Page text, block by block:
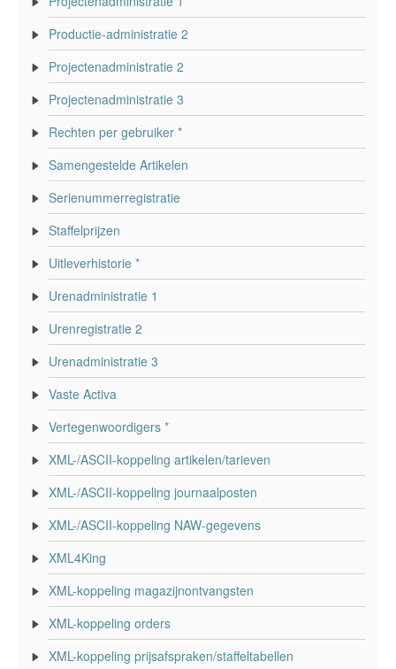
Productie-administratie 2
Projectenadministratie 2
Projectenadministratie 3
Rechten per gebruiker *
Samengestelde Artikelen
Serienummerregistratie
Staffelprijzen
Uitleverhistorie *
Urenadministratie 1
Urenregistratie 2
Urenadministratie 3
Vaste Activa
Vertegenwoordigers *
XML-/ASCII-koppeling artikelen/tarieven
XML-/ASCII-koppeling journaalposten
XML-/ASCII-koppeling NAW-gegevens
XML4King
XML-koppeling magazijnontvangsten
XML-koppeling orders
XML-koppeling prijsafspraken/staffeltabellen